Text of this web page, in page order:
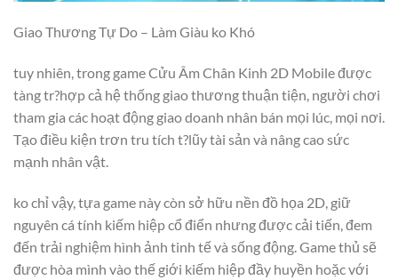
Giao Thương Tự Do – Làm Giàu ko Khó
tuy nhiên, trong game Cửu Âm Chân Kinh 2D Mobile được
tàng tr?hợp cả hệ thống giao thương thuận tiện, người chơi
tham gia các hoạt động giao doanh nhân bán mọi lúc, mọi nơi.
Tạo điều kiện trơn tru tích t?lũy tài sản và nâng cao sức
mạnh nhân vật.
ko chỉ vậy, tựa game này còn sở hữu nền đồ họa 2D, giữ
nguyên cá tính kiếm hiệp cổ điển nhưng được cải tiến, đem
đến trải nghiệm hình ảnh tinh tế và sống động. Game thủ sẽ
được hòa mình vào thế giới kiếm hiệp đầy huyền hoặc với